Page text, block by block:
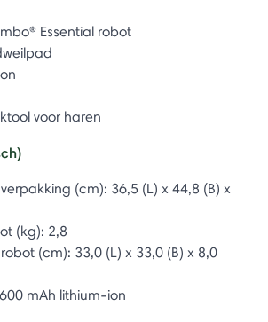
Essential robot
voor haren
(cm): 36,5 (L) x 44,8 (B) x
(kg): 2,8
(cm): 33,0 (L) x 33,0 (B) x 8,0
mAh lithium-ion